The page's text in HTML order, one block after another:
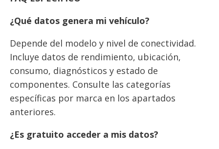
¿Qué datos genera mi vehículo?
Depende del modelo y nivel de conectividad.
Incluye datos de rendimiento, ubicación,
consumo, diagnósticos y estado de
componentes. Consulte las categorías
específicas por marca en los apartados
anteriores.
¿Es gratuito acceder a mis datos?